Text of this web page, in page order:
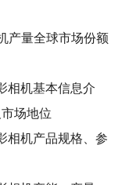
产量全球市场份额
相机基本信息介
场地位
相机产品规格、参